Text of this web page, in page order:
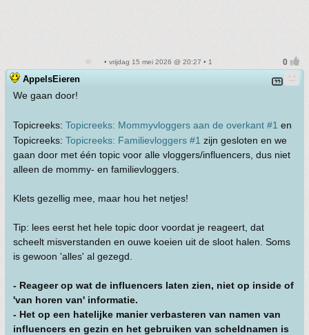
• vrijdag 15 mei 2026 @ 20:27 • 1
AppelsEieren
We gaan door!
Topicreeks: Topicreeks: Mommyvloggers aan de overkant #1 en
Topicreeks: Topicreeks: Familievloggers #1 zijn gesloten en we
gaan door met één topic voor alle vloggers/influencers, dus niet
alleen de mommy- en familievloggers.
Klets gezellig mee, maar hou het netjes!
Tip: lees eerst het hele topic door voordat je reageert, dat
scheelt misverstanden en ouwe koeien uit de sloot halen. Soms
is gewoon 'alles' al gezegd.
- Reageer op wat de influencers laten zien, niet op inside of
'van horen van' informatie.
- Het op een hatelijke manier verbasteren van namen van
influencers en gezin en het gebruiken van scheldnamen is